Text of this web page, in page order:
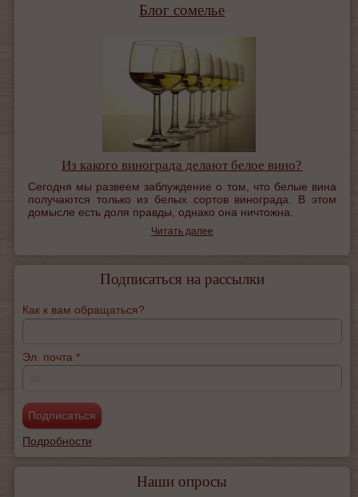
Блог сомелье
Из какого винограда делают белое вино?
Сегодня мы развеем заблуждение о том, что белые вина
получаются только из белых сортов винограда. В этом
домысле есть доля правды, однако она ничтожна.
Читать далее
Подписаться на рассылки
Как к вам обращаться?
Эл. почта *
Подробности
Наши опросы